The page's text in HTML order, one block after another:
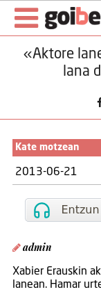
«Aktore
lana
Kate motzean
2013-06-21
admin
Xabier Erauskin
lanean. Hamar